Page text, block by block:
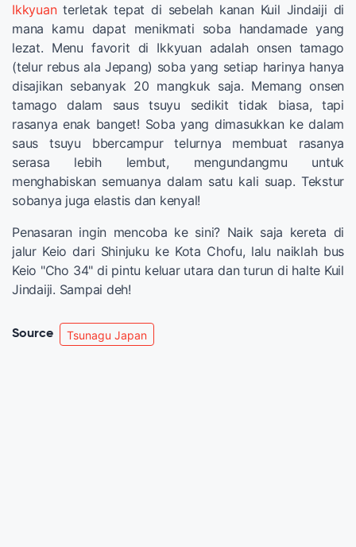
Ikkyuanterletak tepat di sebelah kanan Kuil Jindaiji di
mana kamu dapat menikmati soba handamade yang
lezat. Menu favorit di Ikkyuan adalah onsen tamago
(telur rebus ala Jepang) soba yang setiap harinya hanya
disajikan sebanyak 20 mangkuk saja. Memang onsen
tamago dalam saus tsuyu sedikit tidak biasa, tapi
rasanya enak banget! Soba yang dimasukkan ke dalam
saus tsuyu bbercampur telurnya membuat rasanya
serasa lebih lembut, mengundangmu untuk
menghabiskan semuanya dalam satu kali suap. Tekstur
sobanya juga elastis dan kenyal!
Penasaran ingin mencoba ke sini? Naik saja kereta di
jalur Keio dari Shinjuku ke Kota Chofu, lalu naiklah bus
Keio "Cho 34" di pintu keluar utara dan turun di halte Kuil
Jindaiji. Sampai deh!
Source Tsunagu Japan